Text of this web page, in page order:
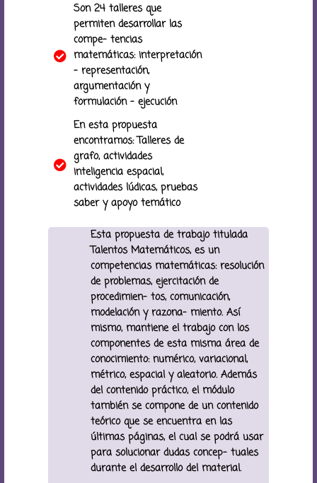
Son 24 talleres que
permiten desarrollar las
compe- tencias
matemáticas: interpretación
- representación,
argumentación y
formulación - ejecución
En esta propuesta
encontramos: Talleres de
grafo, actividades
inteligencia espacial,
actividades lúdicas, pruebas
saber y apoyo temático
Esta propuesta de trabajo titulada
Talentos Matemáticos, es un
competencias matemáticas: resolución
de problemas, ejercitación de
procedimien- tos, comunicación,
modelación y razona- miento. Así
mismo, mantiene el trabajo con los
componentes de esta misma área de
conocimiento: numérico, variacional,
métrico, espacial y aleatorio. Además
del contenido práctico, el módulo
también se compone de un contenido
teórico que se encuentra en las
últimas páginas, el cual se podrá usar
para solucionar dudas concep- tuales
durante el desarrollo del material.